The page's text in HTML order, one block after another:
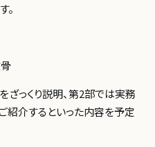
。
ざっくり説明、第2部では実務
紹介するといった内容を予定